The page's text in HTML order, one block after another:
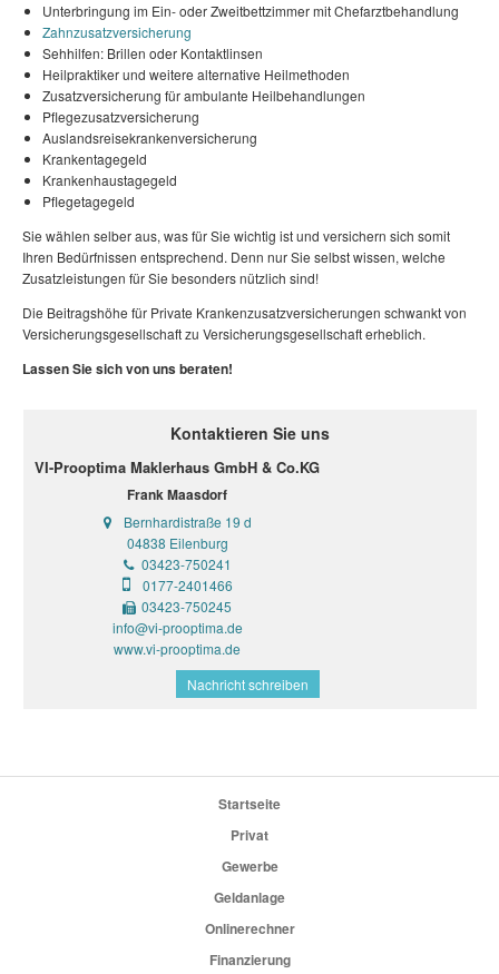
Unterbringung im Ein- oder Zweitbettzimmer mit Chefarztbehandlung
Zahnzusatzversicherung
Sehhilfen: Brillen oder Kontaktlinsen
Heilpraktiker und weitere alternative Heilmethoden
Zusatzversicherung für ambulante Heilbehandlungen
Pflegezusatzversicherung
Auslandsreisekrankenversicherung
Krankentagegeld
Krankenhaustagegeld
Pflegetagegeld
Sie wählen selber aus, was für Sie wichtig ist und versichern sich somit
Ihren Bedürfnissen entsprechend. Denn nur Sie selbst wissen, welche
Zusatzleistungen für Sie besonders nützlich sind!
Die Beitragshöhe für Private Krankenzusatzversicherungen schwankt von
Versicherungsgesellschaft zu Versicherungsgesellschaft erheblich.
Lassen Sie sich von uns beraten!
Kontaktieren Sie uns
VI-Prooptima Maklerhaus GmbH & Co.KG
Frank Maasdorf
Bernhardistraße 19 d
04838 Eilenburg
03423-750241
0177-2401466
03423-750245
info@vi-prooptima.de
www.vi-prooptima.de
Nachricht schreiben
Startseite
Privat
Gewerbe
Geldanlage
Onlinerechner
Finanzierung